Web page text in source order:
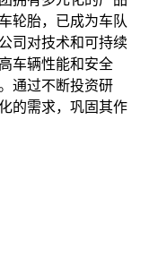
轮胎，已成为车队
司对技术和可持续
车辆性能和安全
通过不断投资研
的需求，巩固其作